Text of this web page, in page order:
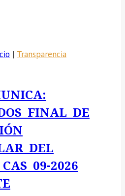
DIR.
| Transparencia
FINAL DE
DEL
CAS 09-2026